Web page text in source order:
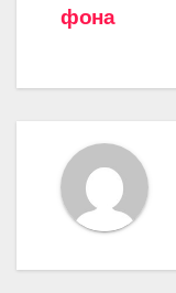
фона